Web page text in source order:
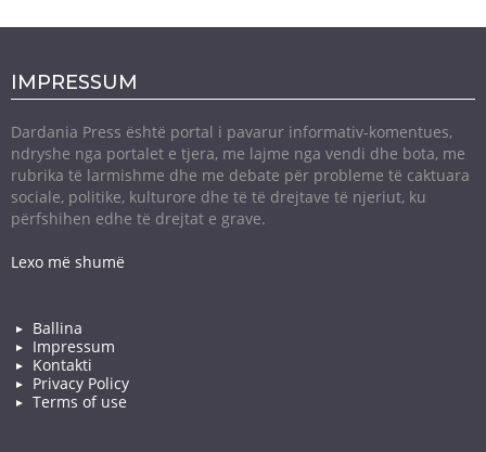
IMPRESSUM
Dardania Press është portal i pavarur informativ-komentues,
ndryshe nga portalet e tjera, me lajme nga vendi dhe bota, me
rubrika të larmishme dhe me debate për probleme të caktuara
sociale, politike, kulturore dhe të të drejtave të njeriut, ku
përfshihen edhe të drejtat e grave.
Lexo më shumë
Ballina
Impressum
Kontakti
Privacy Policy
Terms of use